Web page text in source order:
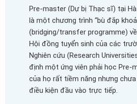
Pre-master (Dự bị Thạc sĩ) tại
là một chương trình “bù đắp
(bridging/transfer programme)
Hội đồng tuyển sinh của các
Nghiên cứu (Research
định một ứng viên phải học Pre-
của họ rất tiềm năng nhưng
điều kiện đầu vào trực tiếp.